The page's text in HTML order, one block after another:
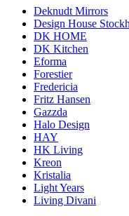
Deknudt Mirrors
Design House
DK HOME
DK Kitchen
Eforma
Forestier
Fredericia
Fritz Hansen
Gazzda
Halo Design
HAY
HK Living
Kreon
Kristalia
Light Years
Living Divani